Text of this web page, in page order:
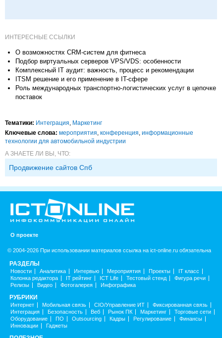
ИНТЕРЕСНЫЕ ССЫЛКИ
О возможностях CRM-систем для фитнеса
Подбор виртуальных серверов VPS/VDS: особенности
Комплексный IT аудит: важность, процесс и рекомендации
ITSM решение и его применение в IT-сфере
Роль международных транспортно-логистических услуг в цепочке
поставок
Тематики: Интеграция Маркетинг
Ключевые слова: мероприятия конференция информационные
технологии для автомобильной индустрии
А ЗНАЕТЕ ЛИ ВЫ, ЧТО:
Продвижение сайтов Спб
О проекте
© 2004-2026 При использовании материалов ссылка на ict-online.ru обязательна
РАЗДЕЛЫ
Новости Аналитика Интервью Мероприятия Проекты
IT класс
Колонка редактора
IT рейтинг ICT Life Тестовый стенд
Фигура речи
Релизы
Видео Фотогалерея Инфографика
РУБРИКИ
Интернет Мобильная связь CIO/Управление ИТ
Фиксированная связь
Интеграция
Безопасность Веб Рынок ПК Маркетинг
Торговые сети
Оборудование
ПО Outsourcing Кадры Регулирование
Финансы
Инновации
Гаджеты